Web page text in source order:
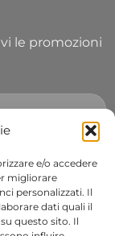
e/o accedere
migliorare
personalizzati. Il
dati quali il
questo sito. Il
le promozioni
le